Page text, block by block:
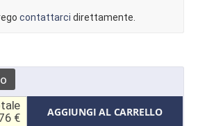
contattarci direttamente.
AGGIUNGI AL CARRELLO
€